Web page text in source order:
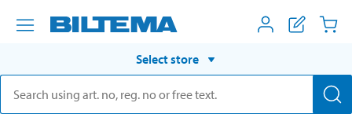
Select store